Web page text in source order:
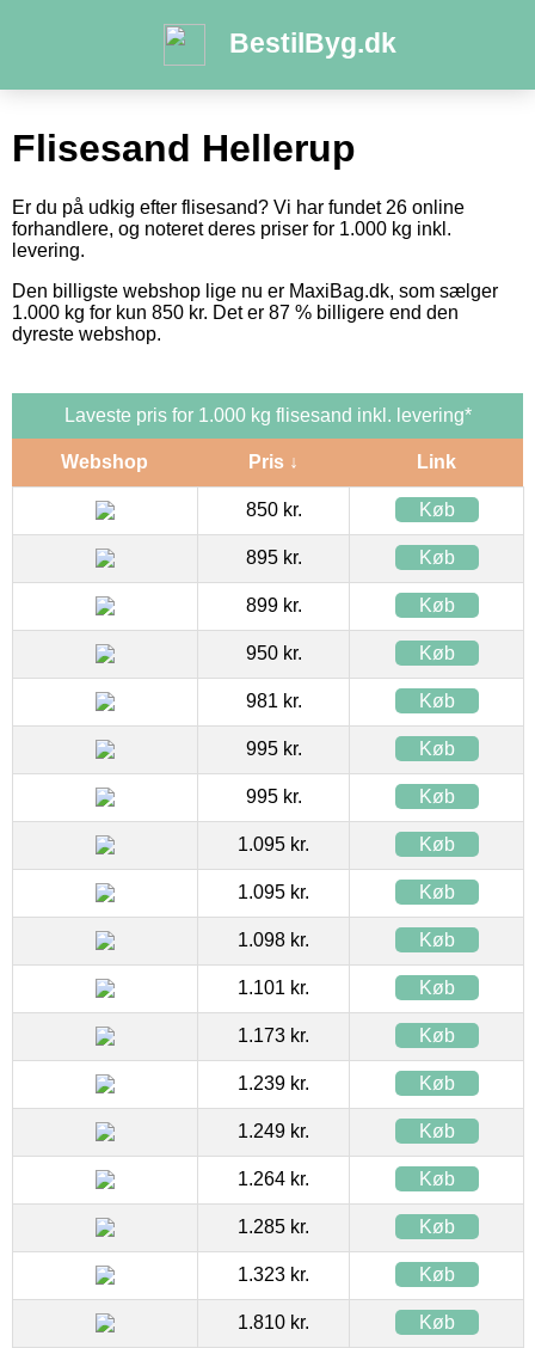
BestilByg.dk
Flisesand Hellerup
Er du på udkig efter flisesand? Vi har fundet 26 online
forhandlere, og noteret deres priser for 1.000 kg inkl.
levering.
Den billigste webshop lige nu er MaxiBag.dk, som sælger
1.000 kg for kun 850 kr. Det er 87 % billigere end den
dyreste webshop.
Laveste pris for 1.000 kg flisesand inkl. levering*
Webshop Pris ↓ Link
850 kr. Køb
895 kr. Køb
899 kr. Køb
950 kr. Køb
981 kr. Køb
995 kr. Køb
995 kr. Køb
1.095 kr. Køb
1.095 kr. Køb
1.098 kr. Køb
1.101 kr. Køb
1.173 kr. Køb
1.239 kr. Køb
1.249 kr. Køb
1.264 kr. Køb
1.285 kr. Køb
1.323 kr. Køb
1.810 kr. Køb